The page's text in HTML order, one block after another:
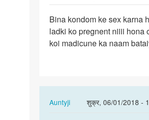
Bina
kondom
ke
Bina kondom ke sex karna
ladki ko pregnent niiii hona
koi madicune ka naam
Auntyji
शुक्र, 06/01/2018 -
In